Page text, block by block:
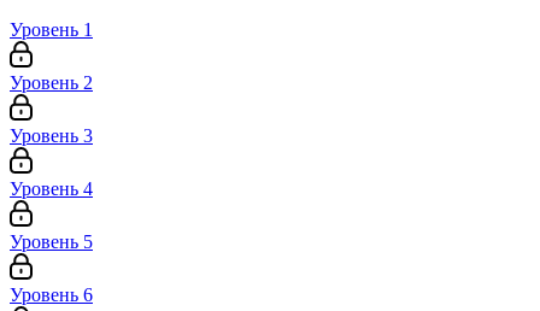
Уровень 1
Уровень 2
Уровень 3
Уровень 4
Уровень 5
Уровень 6